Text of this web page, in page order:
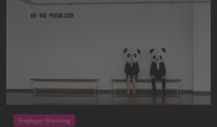
Employer Branding